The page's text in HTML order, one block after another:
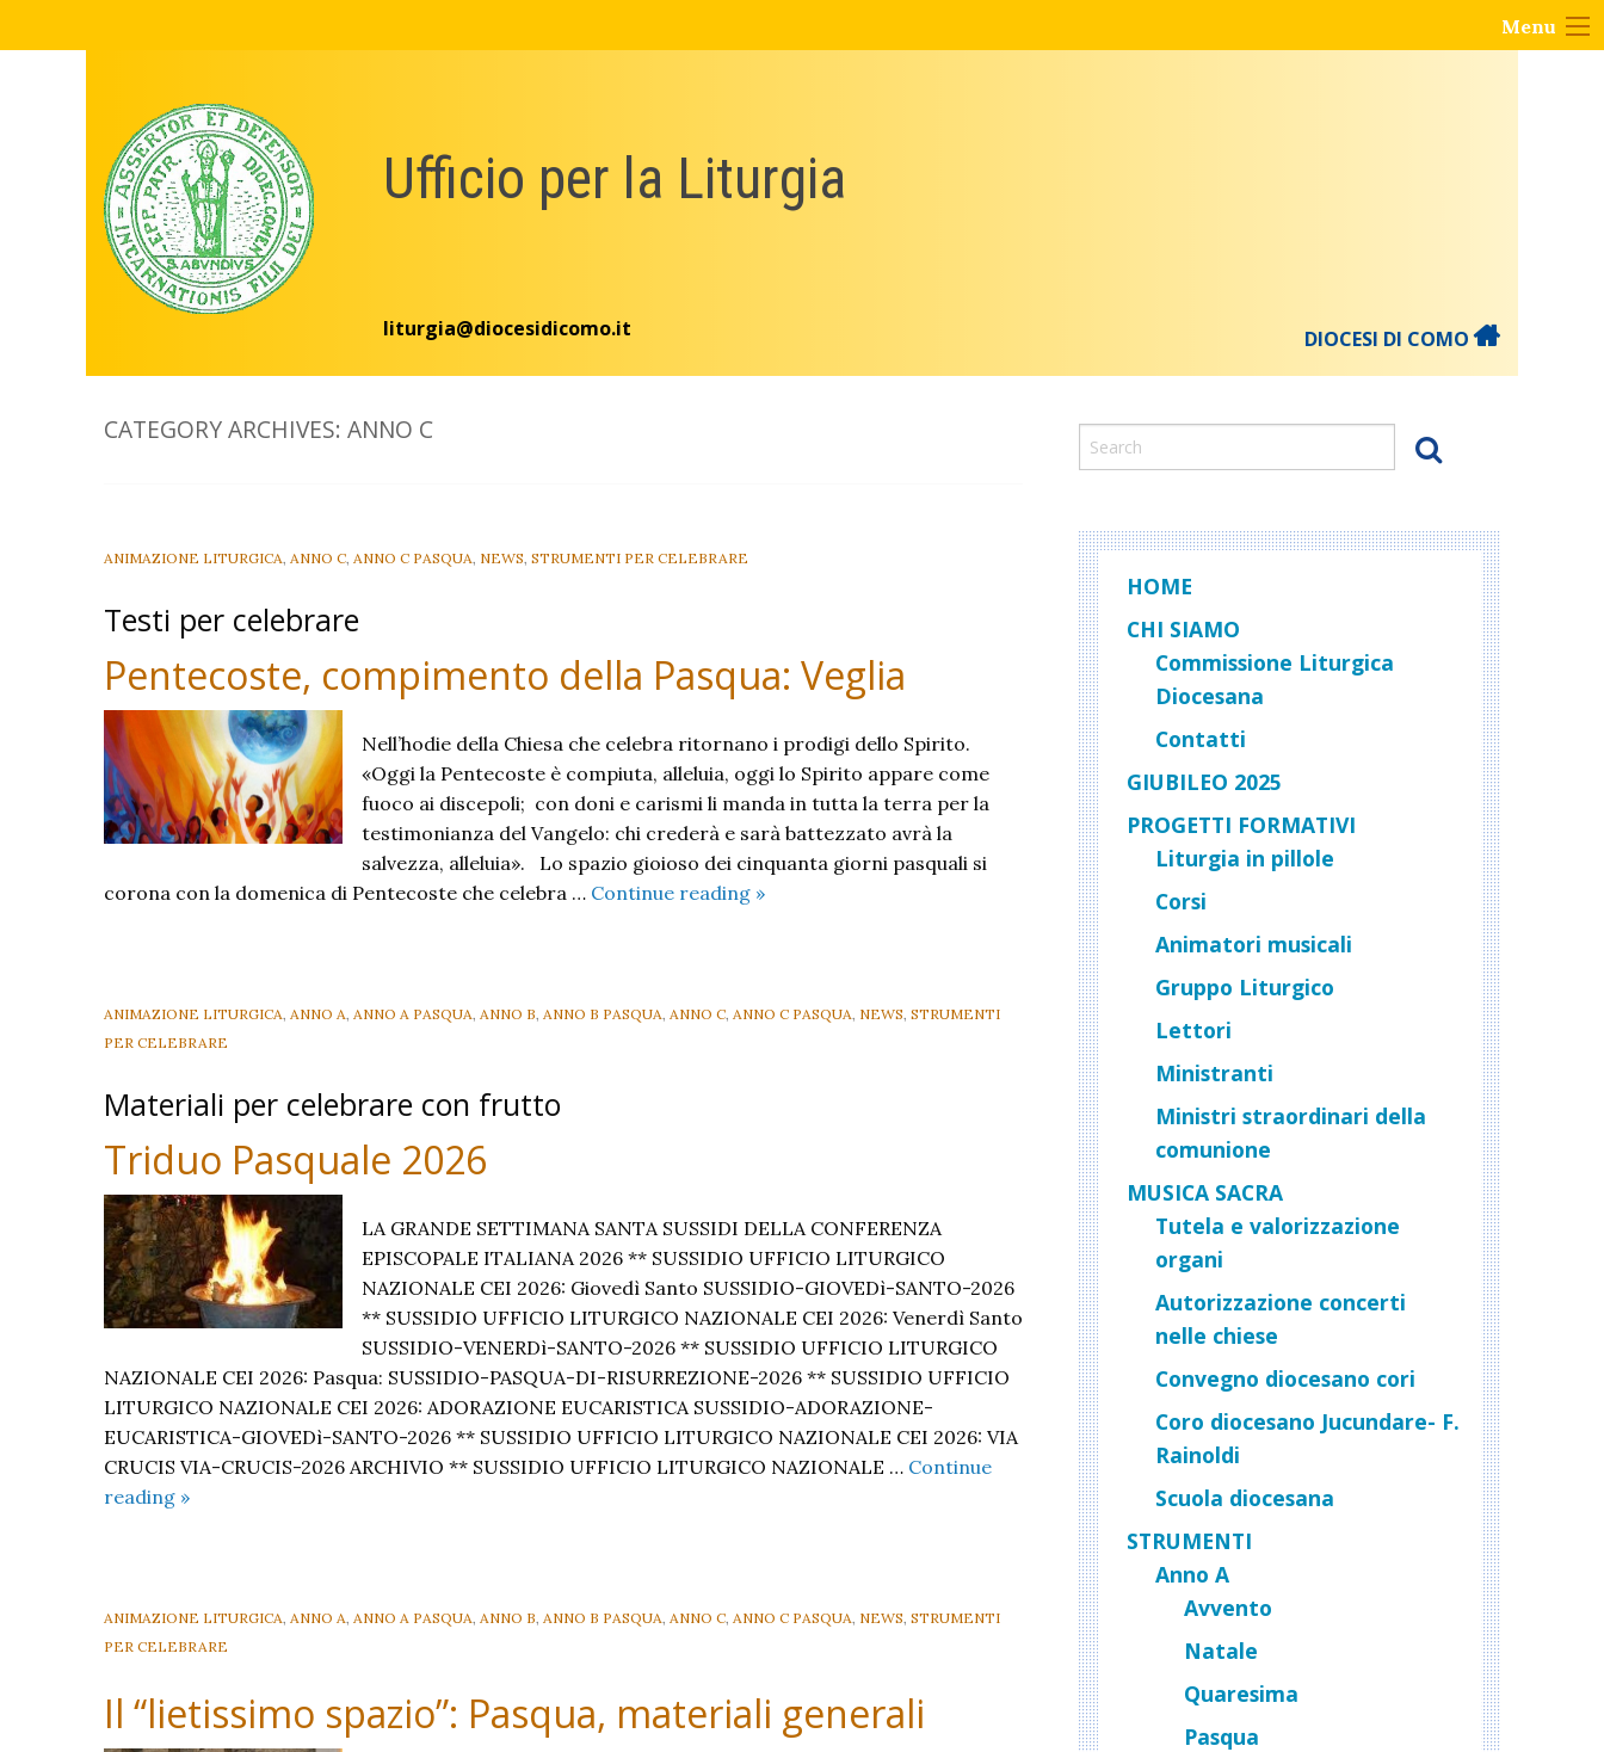
Menu
Ufficio per la Liturgia
liturgia@diocesidicomo.it DIOCESI DI COMO
CATEGORY ARCHIVES: ANNO C
ANIMAZIONE LITURGICA ANNO C ANNO C PASQUA NEWS STRUMENTI PER CELEBRARE
Testi per celebrare
Pentecoste, compimento della Pasqua: Veglia
Nell’hodie della Chiesa che celebra ritornano i prodigi dello Spirito.
«Oggi la Pentecoste è compiuta, alleluia, oggi lo Spirito appare come
fuoco ai discepoli; con doni e carismi li manda in tutta la terra per la
testimonianza del Vangelo: chi crederà e sarà battezzato avrà la
salvezza, alleluia». Lo spazio gioioso dei cinquanta giorni pasquali si
corona con la domenica di Pentecoste che celebra … Continue reading Pentecoste,
Veglia
»
ANIMAZIONE LITURGICA ANNO A ANNO A PASQUA ANNO B ANNO B PASQUA ANNO C ANNO C PASQUA NEWS STRUMENTI
PER CELEBRARE
Materiali per celebrare con frutto
Triduo Pasquale 2026
LA GRANDE SETTIMANA SANTA SUSSIDI DELLA CONFERENZA
EPISCOPALE ITALIANA 2026 ** SUSSIDIO UFFICIO LITURGICO
NAZIONALE CEI 2026: Giovedì Santo SUSSIDIO-GIOVEDì-SANTO-2026
** SUSSIDIO UFFICIO LITURGICO NAZIONALE CEI 2026: Venerdì Santo
SUSSIDIO-VENERDì-SANTO-2026 ** SUSSIDIO UFFICIO LITURGICO
NAZIONALE CEI 2026: Pasqua: SUSSIDIO-PASQUA-DI-RISURREZIONE-2026 ** SUSSIDIO UFFICIO
LITURGICO NAZIONALE CEI 2026: ADORAZIONE EUCARISTICA SUSSIDIO-ADORAZIONE-
EUCARISTICA-GIOVEDì-SANTO-2026 ** SUSSIDIO UFFICIO LITURGICO NAZIONALE CEI 2026: VIA
CRUCIS VIA-CRUCIS-2026 ARCHIVIO ** SUSSIDIO UFFICIO LITURGICO NAZIONALE … Continue
reading Triduo
»
ANIMAZIONE LITURGICA ANNO A ANNO A PASQUA ANNO B ANNO B PASQUA ANNO C ANNO C PASQUA NEWS STRUMENTI
PER CELEBRARE
Il “lietissimo spazio”: Pasqua, materiali generali
HOME
CHI SIAMO
Commissione Liturgica
Diocesana
Contatti
GIUBILEO 2025
PROGETTI FORMATIVI
Liturgia in pillole
Corsi
Animatori musicali
Gruppo Liturgico
Lettori
Ministranti
Ministri straordinari della
comunione
MUSICA SACRA
Tutela e valorizzazione
organi
Autorizzazione concerti
nelle chiese
Convegno diocesano cori
Coro diocesano Jucundare- F.
Rainoldi
Scuola diocesana
STRUMENTI
Anno A
Avvento
Natale
Quaresima
Pasqua